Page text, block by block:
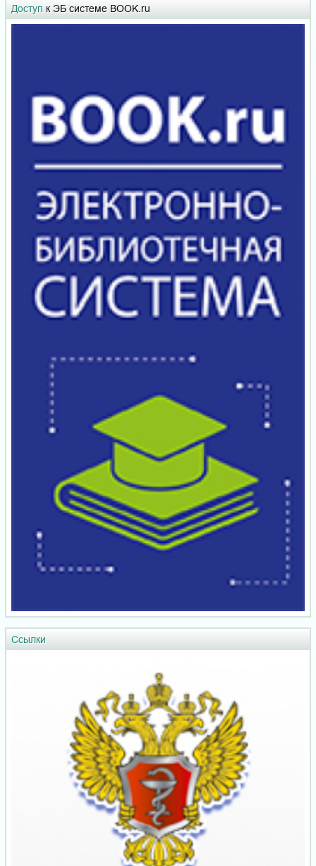
Доступ к ЭБ системе BOOK.ru
Ссылки